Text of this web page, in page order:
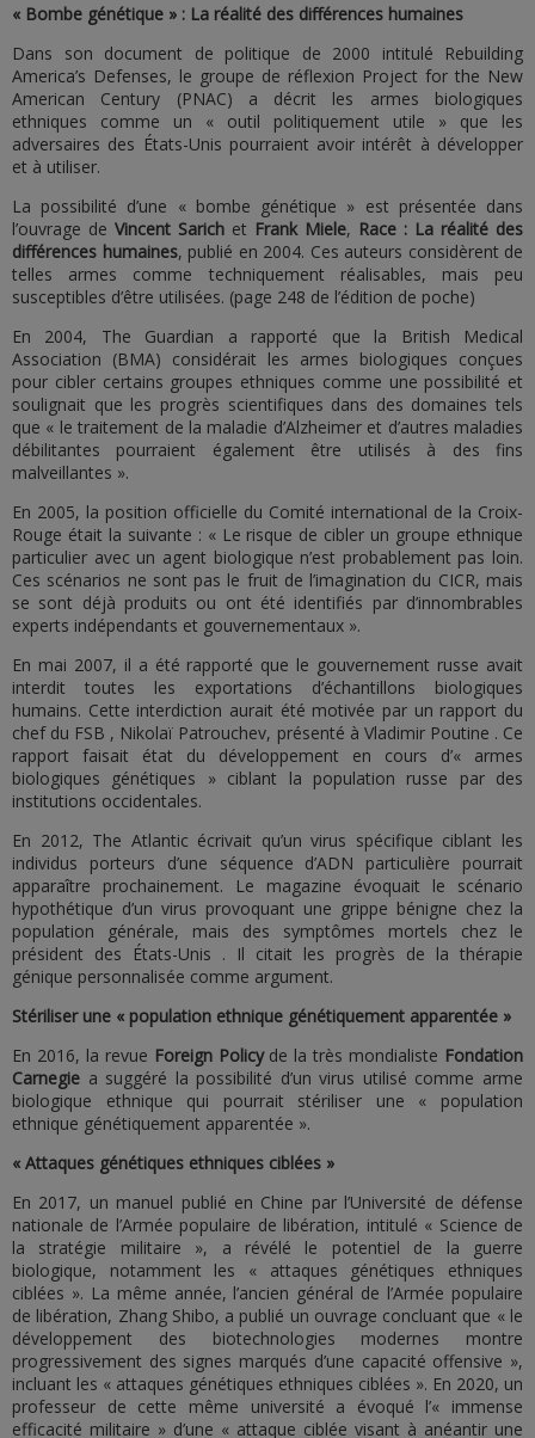
« Bombe génétique » : La réalité des différences humaines
Dans son document de politique de 2000 intitulé Rebuilding
America’s Defenses, le groupe de réflexion Project for the New
American Century (PNAC) a décrit les armes biologiques
ethniques comme un « outil politiquement utile » que les
adversaires des États-Unis pourraient avoir intérêt à développer
et à utiliser.
La possibilité d’une « bombe génétique » est présentée dans
l’ouvrage de Vincent Sarich et Frank Miele, Race : La réalité des
différences humaines, publié en 2004. Ces auteurs considèrent de
telles armes comme techniquement réalisables, mais peu
susceptibles d’être utilisées. (page 248 de l’édition de poche)
En 2004, The Guardian a rapporté que la British Medical
Association (BMA) considérait les armes biologiques conçues
pour cibler certains groupes ethniques comme une possibilité et
soulignait que les progrès scientifiques dans des domaines tels
que « le traitement de la maladie d’Alzheimer et d’autres maladies
débilitantes pourraient également être utilisés à des fins
malveillantes ».
En 2005, la position officielle du Comité international de la Croix-
Rouge était la suivante : « Le risque de cibler un groupe ethnique
particulier avec un agent biologique n’est probablement pas loin.
Ces scénarios ne sont pas le fruit de l’imagination du CICR, mais
se sont déjà produits ou ont été identifiés par d’innombrables
experts indépendants et gouvernementaux ».
En mai 2007, il a été rapporté que le gouvernement russe avait
interdit toutes les exportations d’échantillons biologiques
humains. Cette interdiction aurait été motivée par un rapport du
chef du FSB , Nikolaï Patrouchev, présenté à Vladimir Poutine . Ce
rapport faisait état du développement en cours d’« armes
biologiques génétiques » ciblant la population russe par des
institutions occidentales.
En 2012, The Atlantic écrivait qu’un virus spécifique ciblant les
individus porteurs d’une séquence d’ADN particulière pourrait
apparaître prochainement. Le magazine évoquait le scénario
hypothétique d’un virus provoquant une grippe bénigne chez la
population générale, mais des symptômes mortels chez le
président des États-Unis . Il citait les progrès de la thérapie
génique personnalisée comme argument.
Stériliser une « population ethnique génétiquement apparentée »
En 2016, la revue Foreign Policyde la très mondialiste Fondation
Carnegie a suggéré la possibilité d’un virus utilisé comme arme
biologique ethnique qui pourrait stériliser une « population
ethnique génétiquement apparentée ».
« Attaques génétiques ethniques ciblées »
En 2017, un manuel publié en Chine par l’Université de défense
nationale de l’Armée populaire de libération, intitulé « Science de
la stratégie militaire », a révélé le potentiel de la guerre
biologique, notamment les « attaques génétiques ethniques
ciblées ». La même année, l’ancien général de l’Armée populaire
de libération, Zhang Shibo, a publié un ouvrage concluant que « le
développement des biotechnologies modernes montre
progressivement des signes marqués d’une capacité offensive »,
incluant les « attaques génétiques ethniques ciblées ». En 2020, un
professeur de cette même université a évoqué l’« immense
efficacité militaire » d’une « attaque ciblée visant à anéantir une